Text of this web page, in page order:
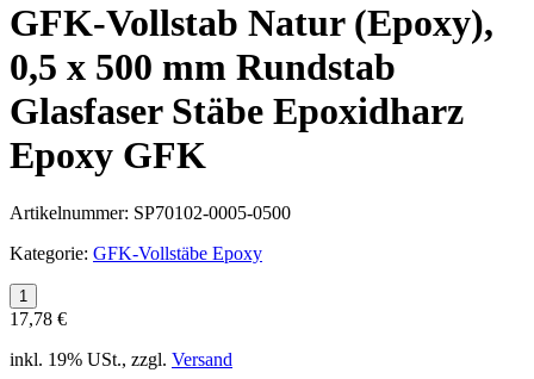
GFK-Vollstab Natur (Epoxy),
0,5 x 500 mm Rundstab
Glasfaser Stäbe Epoxidharz
Epoxy GFK
Artikelnummer: SP70102-0005-0500
Kategorie: GFK-Vollstäbe Epoxy
17,78 €
inkl. 19% USt., zzgl. Versand